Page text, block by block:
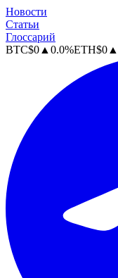
Новости
Статьи
Глоссарий
BTC$0 ▲ 0.0%ETH$0 ▲